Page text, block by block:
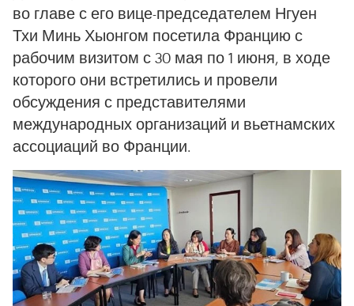
во главе с его вице-председателем Нгуен
Тхи Минь Хыонгом посетила Францию с
рабочим визитом с 30 мая по 1 июня, в ходе
которого они встретились и провели
обсуждения с представителями
международных организаций и вьетнамских
ассоциаций во Франции.